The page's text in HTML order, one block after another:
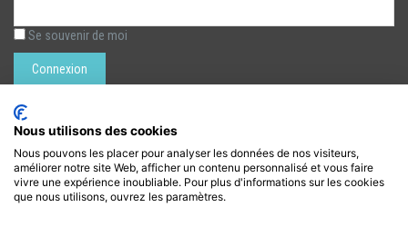
Se souvenir de moi
Rechercher :
LÉZARTS DE LA BIÈVRE
Nous utilisons des cookies
Nous pouvons les placer pour analyser les données de nos visiteurs,
améliorer notre site Web, afficher un contenu personnalisé et vous faire
vivre une expérience inoubliable. Pour plus d'informations sur les cookies
que nous utilisons, ouvrez les paramètres.